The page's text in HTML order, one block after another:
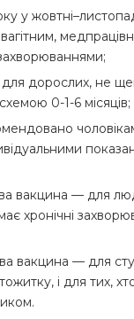
у
вагітним,
дорослих, не
0-1-6 місяців;
вакцина — для
хронічні
вакцина — для
і для тих,